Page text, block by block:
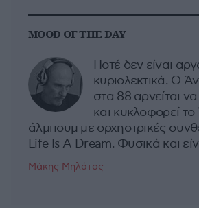
MOOD OF THE DAY
Ποτέ δεν είναι
κυριολεκτικά. Ο
στα 88 αρνείται
και κυκλοφορεί το
άλμπουμ με ορχηστρικές
Life Is A Dream. Φυσικά και
Μάκης Μηλάτος